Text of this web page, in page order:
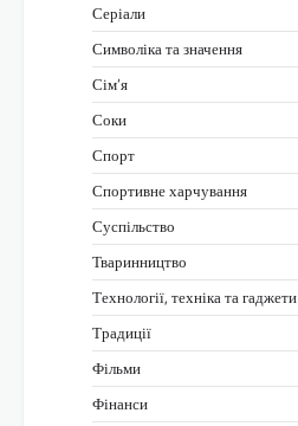
Серіали
Символіка та значення
Сім’я
Соки
Спорт
Спортивне харчування
Суспільство
Тваринництво
Технології, техніка та гаджети
Традиції
Фільми
Фінанси